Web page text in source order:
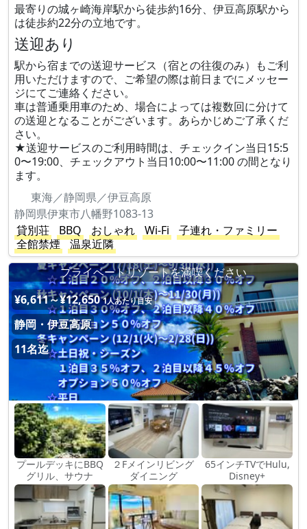
最寄りの城ヶ崎海岸駅から徒歩約16分、伊豆高原駅から
は徒歩約22分の立地です。
送迎あり
駅から宿までの送迎サービス（宿との往復のみ）もご利
用いただけますので、ご希望の際は前日までにメッセー
ジにてご連絡ください。
車は普通乗用車のため、場合によっては複数回に分けて
の送迎となることがございます。あらかじめご了承くだ
さい。
★送迎サービスのご利用時間は、チェックイン当日15:5
0〜19:00、チェックアウト当日10:00〜11:00 の間となり
ます。
東海／静岡県／伊豆高原
静岡県伊東市八幡野1083-13
貸別荘
BBQ おしゃれ Wi-Fi
子連れ・ファミリー
全館禁煙
温泉近隣
プライベートリゾートを満喫ください
¥6,611～¥12,650 1人あたり目安
静岡・伊豆高原
11名迄
プールデッキにBBQ
グリル、サウナ
２Fメインリビング
ダイニング
65インチTVでHulu,
Disney+